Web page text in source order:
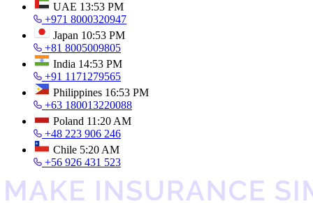
UAE 13:53 PM
+971 8000320947
Japan 10:53 PM
+81 8005009805
India 14:53 PM
+91 1171279565
Philippines 16:53 PM
+63 180013220088
Poland 11:20 AM
+48 223 906 246
Chile 5:20 AM
+56 926 431 523